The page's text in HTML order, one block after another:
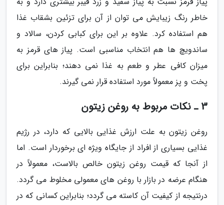
خاطر رنگ زیبایش می توان از آن برای تزئین بشقاب غذا
هم استفاده کرد. علاوه بر این برای کبابی کردن، سالاد و
ساندویچ ها هم انتخاب مناسبی است. پیاز های قرمز به
میزان کافی عطر و طعم به غذا نمی دهند؛ بنابراین برای
پخت و پز معمولاً مورد استفاده قرار نمی گیرند.
3 ـ نکات مربوط به روغن زیتون
روغن زیتون به علت ارزش غذایی بالایی که دارد، در رژیم
غذایی بسیاری از افراد از جایگاه ویژه ای برخوردار است. اما
از آنجا که قیمت روغن زیتون خالص بالاست، معمولاً در
هنگام عرضه در بازار با روغن های معمولی مخلوط می گردد.
درنتیجه از کیفیت آن کاسته می گردد؛ بنابراین کسانی که در